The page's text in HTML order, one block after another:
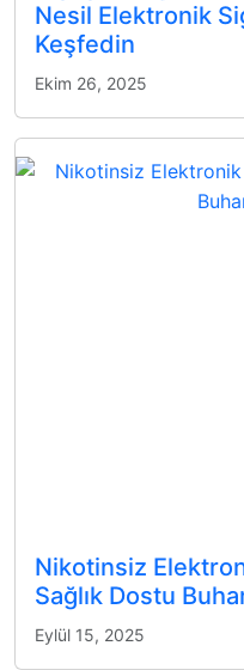
Nesil Elektronik
Keşfedin
Ekim 26, 2025
Nikotinsiz
Sağlık Dostu
Eylül 15, 2025